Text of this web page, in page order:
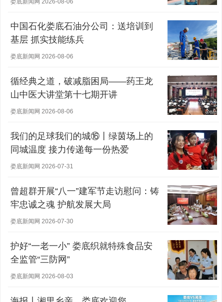
娄底新闻网 2026-08-06
中国石化娄底石油分公司：送培训到
基层 抓实技能练兵
娄底新闻网 2026-08-06
循经典之道，破减脂困局——药王龙
山中医大讲堂第十七期开讲
娄底新闻网 2026-08-06
我们的足球我们的城⑯丨绿茵场上的
同城温度 接力传递每一份热爱
娄底新闻网 2026-07-31
曾超群开展“八一”建军节走访慰问：铸
牢忠诚之魂 护航发展大局
娄底新闻网 2026-07-30
护好“一老一小” 娄底织就特殊食品安
全监管“三防网”
娄底新闻网 2026-08-03